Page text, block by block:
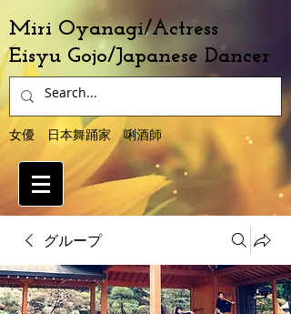
Miri Oyanagi/Actress
Eisyu Gojo/Japanese Dancer
女優 日本舞踊家 唎酒師
グループ